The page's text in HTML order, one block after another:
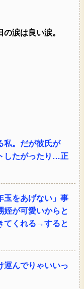
涙は良い涙。
私。だが彼氏が
したがったり…正
玉をあげない」事
姪が可愛いからと
てくれる→すると
運んでりゃいいっ